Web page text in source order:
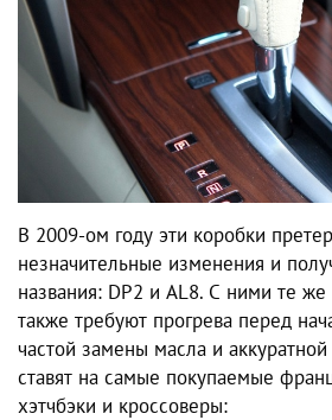
В 2009-ом году эти коробки
незначительные изменения и
названия: DP2 и AL8. С ними те
также требуют прогрева перед
частой замены масла и
ставят на самые покупаемые
хэтчбэки и кроссоверы: